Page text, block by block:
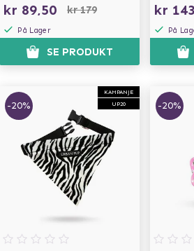
kr 89,50 kr 179
På Lager
SE PRODUKT
kr
På
KAMPANJE
UP20
-20% -20%